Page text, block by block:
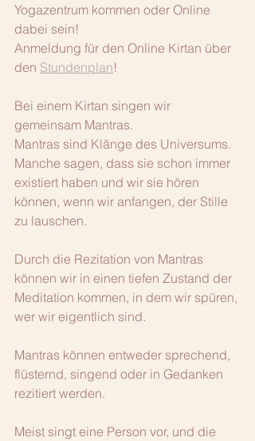
Yogazentrum kommen oder Online
dabei sein!
Anmeldung für den Online Kirtan über
den Stundenplan!
Bei einem Kirtan singen wir
gemeinsam Mantras.
Mantras sind Klänge des Universums.
Manche sagen, dass sie schon immer
existiert haben und wir sie hören
können, wenn wir anfangen, der Stille
zu lauschen.
Durch die Rezitation von Mantras
können wir in einen tiefen Zustand der
Meditation kommen, in dem wir spüren,
wer wir eigentlich sind.
Mantras können entweder sprechend,
flüsternd, singend oder in Gedanken
rezitiert werden.
Meist singt eine Person vor, und die